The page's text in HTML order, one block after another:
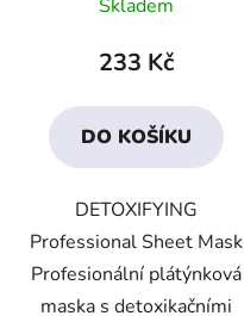
hodnocení
produktu
5,0
z
hvězdiček.
Skladem
233 Kč
DO KOŠÍKU
DETOXIFYING
Professional Sheet Mask
Profesionální plátýnková
maska s detoxikačními